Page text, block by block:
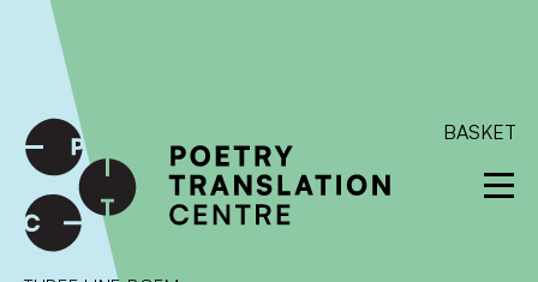
International shipping available - enter your address at
checkout to calculate the rate
SKIP TO CONTENT
BASKET